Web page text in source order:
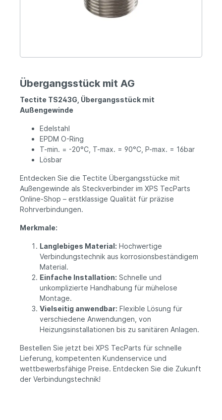
Übergangsstück mit AG
Tectite TS243G, Übergangsstück mit
Außengewinde
Edelstahl
EPDM O-Ring
T-min. = -20°C, T-max. = 90°C, P-max. = 16bar
Lösbar
Entdecken Sie die Tectite Übergangsstücke mit
Außengewinde als Steckverbinder im XPS TecParts
Online-Shop – erstklassige Qualität für präzise
Rohrverbindungen.
Merkmale:
Langlebiges Material: Hochwertige
Verbindungstechnik aus korrosionsbeständigem
Material.
Einfache Installation: Schnelle und
unkomplizierte Handhabung für mühelose
Montage.
Vielseitig anwendbar: Flexible Lösung für
verschiedene Anwendungen, von
Heizungsinstallationen bis zu sanitären Anlagen.
Bestellen Sie jetzt bei XPS TecParts für schnelle
Lieferung, kompetenten Kundenservice und
wettbewerbsfähige Preise. Entdecken Sie die Zukunft
der Verbindungstechnik!